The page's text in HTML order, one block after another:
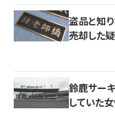
盗品と知
売却した
鈴鹿サー
していた
バイ歴